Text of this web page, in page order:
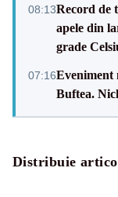
08:13Record de
apele din
grade
07:16Eveniment
Buftea.
Distribuie